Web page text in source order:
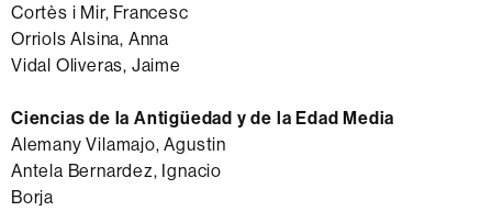
Cortès i Mir, Francesc
Orriols Alsina, Anna
Vidal Oliveras, Jaime
Ciencias de la Antigüedad y de la Edad Media
Alemany Vilamajo, Agustin
Antela Bernardez, Ignacio
Borja